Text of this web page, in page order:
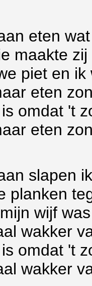
eten
maakte
piet en
eten
omdat 't
eten
slapen
planken
wijf
wakker
omdat 't
wakker